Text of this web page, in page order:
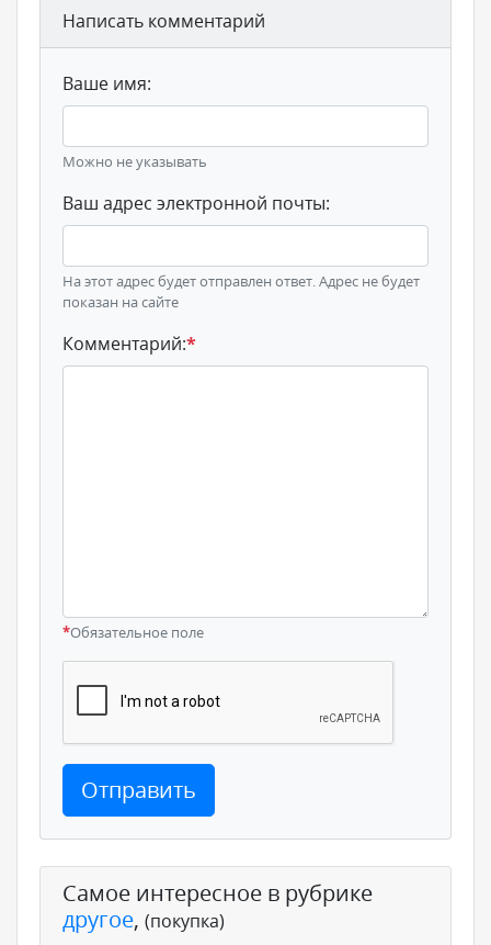
Написать комментарий
Ваше имя:
Можно не указывать
Ваш адрес электронной почты:
На этот адрес будет отправлен ответ. Адрес не будет
показан на сайте
Комментарий:*
*Обязательное поле
Отправить
Самое интересное в рубрике
другое, (покупка)